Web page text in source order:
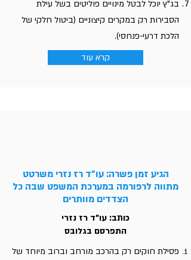
בג"ץ יוכל לבטל מינויים פוליטים בשל עילת
הסבירות רק במקרים קיצוניים (ביטול חלקי של
הלכת דרעי-פנחסי).
קרא עוד
הגיע זמן פשרה: עו"ד רז נזרי משרטט
מתווה לרפורמה במערכת המשפט שבה כל
הצדדים מוותרים
כותב: עו"ד רז נזרי
התפרסם בגלובס
פסילת חוקים רק בהרכב מורחב וברוב מיוחד של